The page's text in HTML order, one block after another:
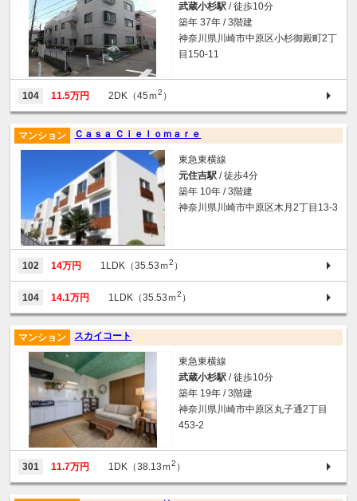
武蔵小杉駅 / 徒歩10分
築年 37年 / 3階建
神奈川県川崎市中原区小杉御殿町2丁
目150-11
104 11.5万円 2DK（45ｍ2 ）
Ｃａｓａ Ｃｉｅｌｏｍａｒｅ
マンション
東急東横線
元住吉駅 / 徒歩4分
築年 10年 / 3階建
神奈川県川崎市中原区木月2丁目13-3
102 14万円 1LDK（35.53ｍ2 ）
104 14.1万円 1LDK（35.53ｍ2 ）
スカイコート
マンション
東急東横線
武蔵小杉駅 / 徒歩10分
築年 19年 / 3階建
神奈川県川崎市中原区丸子通2丁目
453-2
301 11.7万円 1DK（38.13ｍ2 ）